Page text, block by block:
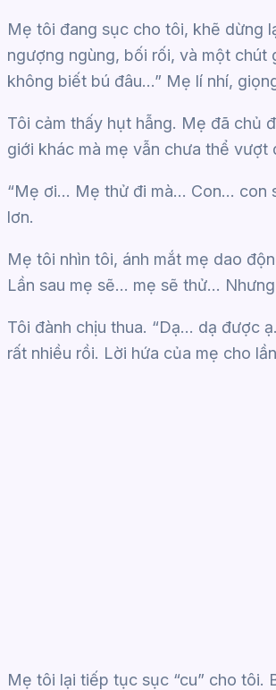
Mẹ tôi đang sục cho tôi, khẽ dừng
ngượng ngùng, bối rối, và một
không biết bú đâu…” Mẹ lí nhí,
Tôi cảm thấy hụt hẫng. Mẹ đã chủ
giới khác mà mẹ vẫn chưa thể vượt
“Mẹ ơi… Mẹ thử đi mà… Con… con
lơn.
Mẹ tôi nhìn tôi, ánh mắt mẹ dao
Lần sau mẹ sẽ… mẹ sẽ thử…
Tôi đành chịu thua. “Dạ… dạ được
rất nhiều rồi. Lời hứa của mẹ cho
Mẹ tôi lại tiếp tục sục “cu” cho tôi.